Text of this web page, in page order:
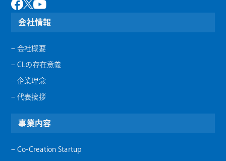
会社情報
– 会社概要
– CLの存在意義
– 企業理念
– 代表挨拶
事業内容
– Co-Creation Startup